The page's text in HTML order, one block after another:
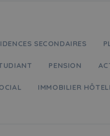
SECONDAIRES
PENSION
IMMOBILIER